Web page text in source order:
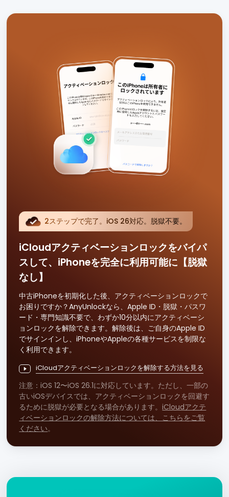
2ステップで完了。iOS 26対応。脱獄不要。
iCloudアクティベーションロックをバイパ
スして、iPhoneを完全に利用可能に【脱獄
なし】
中古iPhoneを初期化した後、アクティベーションロックで
お困りですか？AnyUnlockなら、Apple ID・脱獄・パスワ
ード・専門知識不要で、わずか10分以内にアクティベーシ
ョンロックを解除できます。解除後は、ご自身のApple ID
でサインインし、iPhoneやAppleの各種サービスを制限な
く利用できます。
iCloudアクティベーションロックを解除する方法を見る
注意：iOS 12〜iOS 26.1に対応しています。ただし、一部の
古いiOSデバイスでは、アクティベーションロックを回避す
るために脱獄が必要となる場合があります。iCloudアクテ
ィベーションロックの解除方法については、こちらをご覧
ください。